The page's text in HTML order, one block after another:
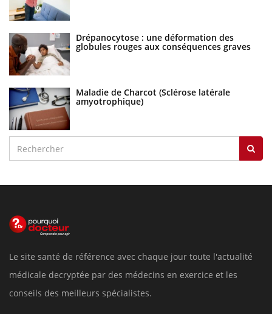
Drépanocytose : une déformation des
globules rouges aux conséquences graves
Maladie de Charcot (Sclérose latérale
amyotrophique)
Le site santé de référence avec chaque jour toute l'actualité
médicale decryptée par des médecins en exercice et les
conseils des meilleurs spécialistes.